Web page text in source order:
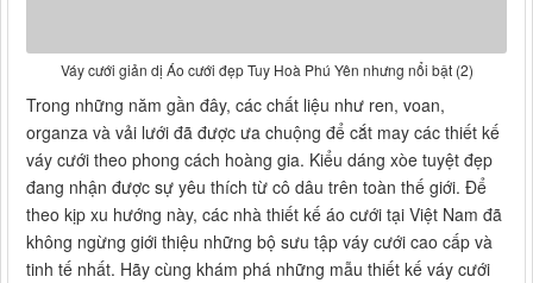
Váy cưới giản dị Áo cưới đẹp Tuy Hoà Phú Yên nhưng nổi bật (2)
Trong những năm gần đây, các chất liệu như ren, voan,
organza và vải lưới đã được ưa chuộng để cắt may các thiết kế
váy cưới theo phong cách hoàng gia. Kiểu dáng xòe tuyệt đẹp
đang nhận được sự yêu thích từ cô dâu trên toàn thế giới. Để
theo kịp xu hướng này, các nhà thiết kế áo cưới tại Việt Nam đã
không ngừng giới thiệu những bộ sưu tập váy cưới cao cấp và
tinh tế nhất. Hãy cùng khám phá những mẫu thiết kế váy cưới